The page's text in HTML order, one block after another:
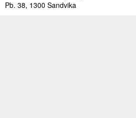
Pb. 38, 1300 Sandvika